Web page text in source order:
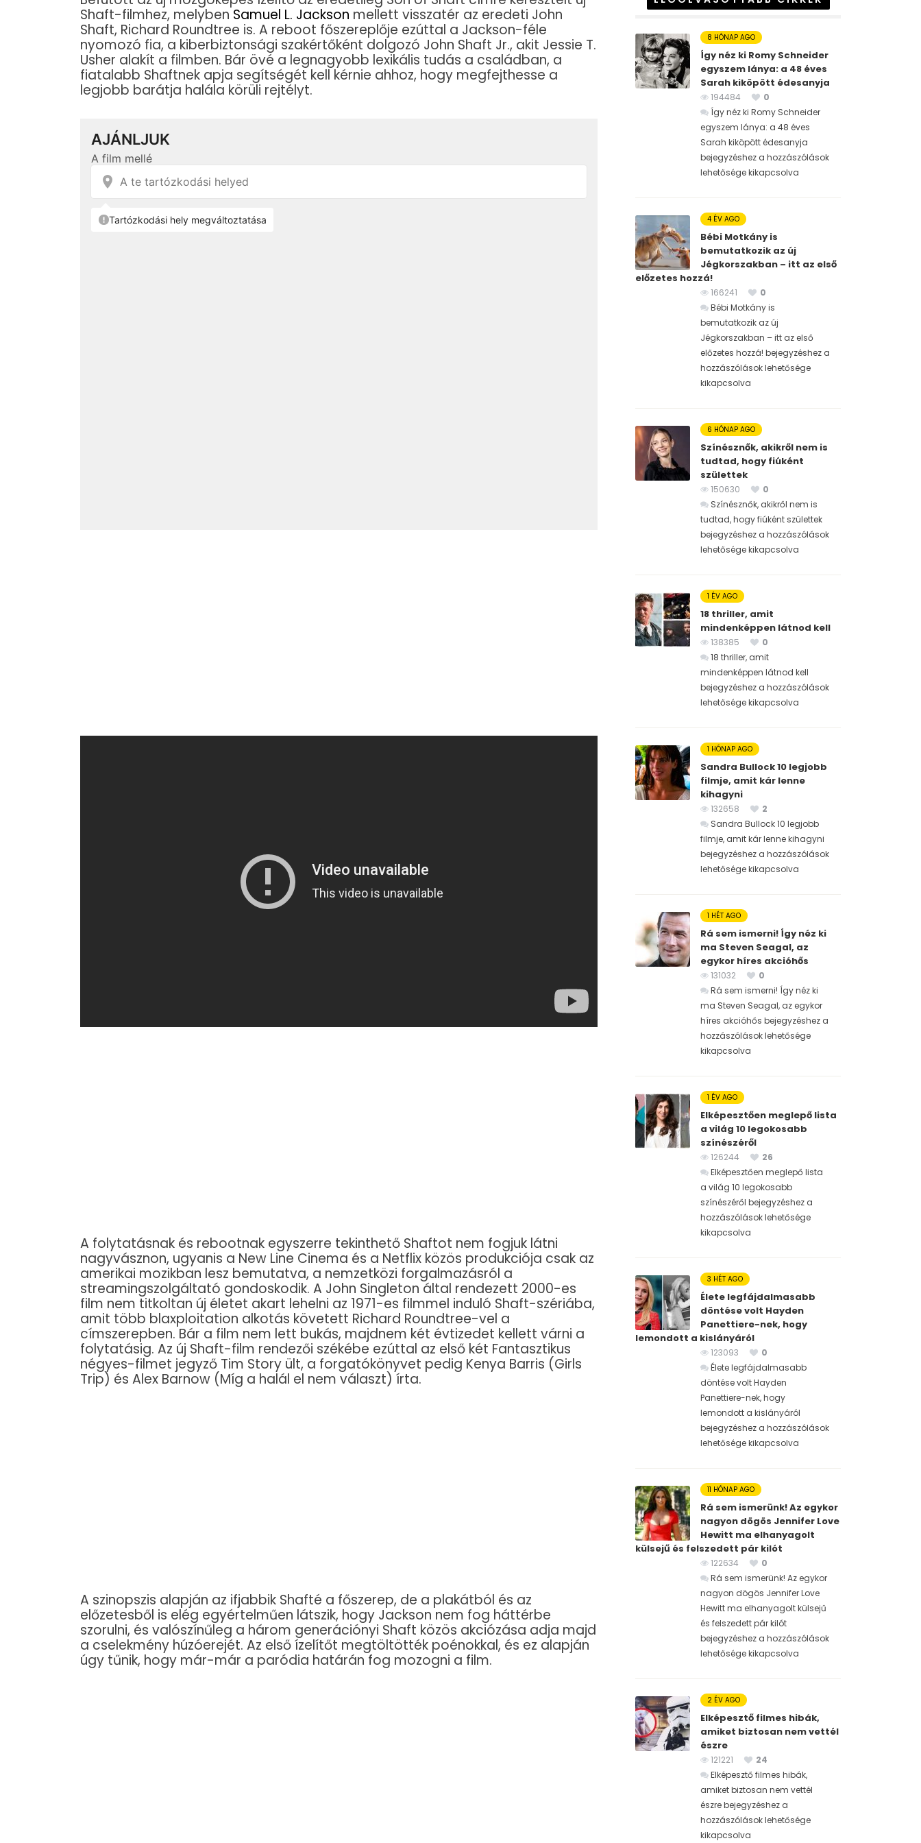
Shaft-filmhez, melyben Samuel L. Jackson mellett visszatér az eredeti John
Shaft, Richard Roundtree is. A reboot főszereplője ezúttal a Jackson-féle
nyomozó fia, a kiberbiztonsági szakértőként dolgozó John Shaft Jr., akit Jessie T.
Usher alakít a filmben. Bár övé a legnagyobb lexikális tudás a családban, a
fiatalabb Shaftnek apja segítségét kell kérnie ahhoz, hogy megfejthesse a
legjobb barátja halála körüli rejtélyt.
A folytatásnak és rebootnak egyszerre tekinthető Shaftot nem fogjuk látni
nagyvásznon, ugyanis a New Line Cinema és a Netflix közös produkciója csak az
amerikai mozikban lesz bemutatva, a nemzetközi forgalmazásról a
streamingszolgáltató gondoskodik. A John Singleton által rendezett 2000-es
film nem titkoltan új életet akart lehelni az 1971-es filmmel induló Shaft-szériába,
amit több blaxploitation alkotás követett Richard Roundtree-vel a
címszerepben. Bár a film nem lett bukás, majdnem két évtizedet kellett várni a
folytatásig. Az új Shaft-film rendezői székébe ezúttal az első két Fantasztikus
négyes-filmet jegyző Tim Story ült, a forgatókönyvet pedig Kenya Barris (Girls
Trip) és Alex Barnow (Míg a halál el nem választ) írta.
A szinopszis alapján az ifjabbik Shafté a főszerep, de a plakátból és az
előzetesből is elég egyértelműen látszik, hogy Jackson nem fog háttérbe
szorulni, és valószínűleg a három generációnyi Shaft közös akciózása adja majd
a cselekmény húzóerejét. Az első ízelítőt megtöltötték poénokkal, és ez alapján
úgy tűnik, hogy már-már a paródia határán fog mozogni a film.
8 HÓNAP AGO
Így néz ki Romy Schneider
egyszem lánya: a 48 éves
Sarah kiköpött édesanyja
194484
0
Így néz ki Romy Schneider
egyszem lánya: a 48 éves
Sarah kiköpött édesanyja
bejegyzéshez a hozzászólások
lehetősége kikapcsolva
4 ÉV AGO
Bébi Motkány is
bemutatkozik az új
Jégkorszakban – itt az első
előzetes hozzá!
166241
0
Bébi Motkány is
bemutatkozik az új
Jégkorszakban – itt az első
előzetes hozzá! bejegyzéshez a
hozzászólások lehetősége
kikapcsolva
6 HÓNAP AGO
Színésznők, akikről nem is
tudtad, hogy fiúként
születtek
150630
0
Színésznők, akikről nem is
tudtad, hogy fiúként születtek
bejegyzéshez a hozzászólások
lehetősége kikapcsolva
1 ÉV AGO
18 thriller, amit
mindenképpen látnod kell
138385
0
18 thriller, amit
mindenképpen látnod kell
bejegyzéshez a hozzászólások
lehetősége kikapcsolva
1 HÓNAP AGO
Sandra Bullock 10 legjobb
filmje, amit kár lenne
kihagyni
132658
2
Sandra Bullock 10 legjobb
filmje, amit kár lenne kihagyni
bejegyzéshez a hozzászólások
lehetősége kikapcsolva
1 HÉT AGO
Rá sem ismerni! Így néz ki
ma Steven Seagal, az
egykor híres akcióhős
131032
0
Rá sem ismerni! Így néz ki
ma Steven Seagal, az egykor
híres akcióhős bejegyzéshez a
hozzászólások lehetősége
kikapcsolva
1 ÉV AGO
Elképesztően meglepő lista
a világ 10 legokosabb
színészéről
126244
26
Elképesztően meglepő lista
a világ 10 legokosabb
színészéről bejegyzéshez a
hozzászólások lehetősége
kikapcsolva
3 HÉT AGO
Élete legfájdalmasabb
döntése volt Hayden
Panettiere-nek, hogy
lemondott a kislányáról
123093
0
Élete legfájdalmasabb
döntése volt Hayden
Panettiere-nek, hogy
lemondott a kislányáról
bejegyzéshez a hozzászólások
lehetősége kikapcsolva
11 HÓNAP AGO
Rá sem ismerünk! Az egykor
nagyon dögös Jennifer Love
Hewitt ma elhanyagolt
külsejű és felszedett pár kilót
122634
0
Rá sem ismerünk! Az egykor
nagyon dögös Jennifer Love
Hewitt ma elhanyagolt külsejű
és felszedett pár kilót
bejegyzéshez a hozzászólások
lehetősége kikapcsolva
2 ÉV AGO
Elképesztő filmes hibák,
amiket biztosan nem vettél
észre
121221
24
Elképesztő filmes hibák,
amiket biztosan nem vettél
észre bejegyzéshez a
hozzászólások lehetősége
kikapcsolva